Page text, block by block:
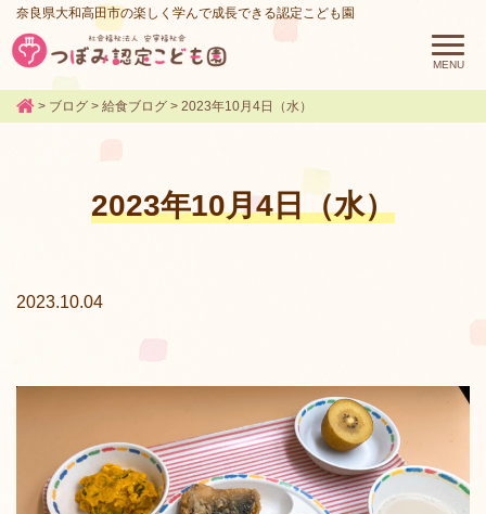
奈良県大和高田市の楽しく学んで成長できる認定こども園
> ブログ > 給食ブログ > 2023年10月4日（水）
2023年10月4日（水）
2023.10.04